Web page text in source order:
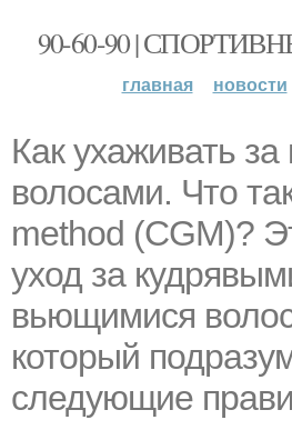
90-60-90 |
главная новости
Как ухаживать
волосами. Что
method (CGM)?
уход за
вьющимися
который
следующие